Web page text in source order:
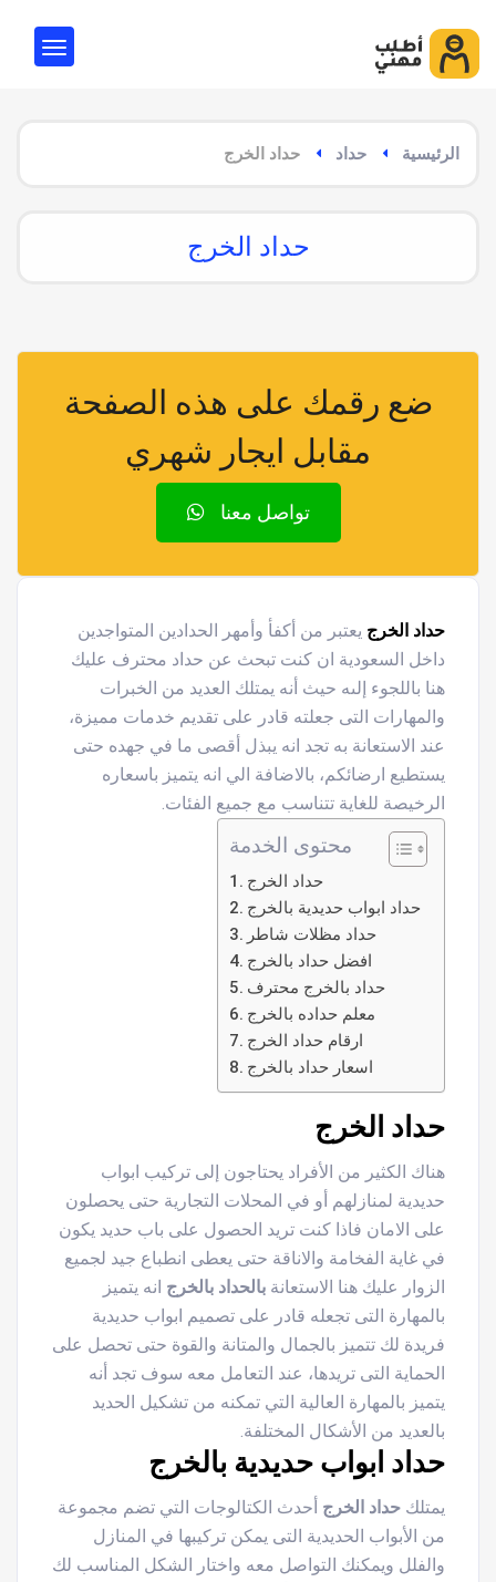
الرئيسية حداد حداد الخرج
حداد الخرج
ضع رقمك على هذه الصفحة
مقابل ايجار شهري
تواصل معنا
حداد الخرج يعتبر من أكفأ وأمهر الحدادين المتواجدين
داخل السعودية ان كنت تبحث عن حداد محترف عليك
هنا باللجوء إلىه حيث أنه يمتلك العديد من الخبرات
والمهارات التى جعلته قادر على تقديم خدمات مميزة،
عند الاستعانة به تجد انه يبذل أقصى ما في جهده حتى
يستطيع ارضائكم، بالاضافة الي انه يتميز باسعاره
الرخيصة للغاية تتناسب مع جميع الفئات.
محتوى الخدمة
حداد الخرج
حداد ابواب حديدية بالخرج
حداد مظلات شاطر
افضل حداد بالخرج
حداد بالخرج محترف
معلم حداده بالخرج
ارقام حداد الخرج
اسعار حداد بالخرج
حداد الخرج
هناك الكثير من الأفراد يحتاجون إلى تركيب ابواب
حديدية لمنازلهم أو في المحلات التجارية حتى يحصلون
على الامان فاذا كنت تريد الحصول على باب حديد يكون
في غاية الفخامة والاناقة حتى يعطى انطباع جيد لجميع
الزوار عليك هنا الاستعانة بالحداد بالخرج انه يتميز
بالمهارة التى تجعله قادر على تصميم ابواب حديدية
فريدة لك تتميز بالجمال والمتانة والقوة حتى تحصل على
الحماية التى تريدها، عند التعامل معه سوف تجد أنه
يتميز بالمهارة العالية التي تمكنه من تشكيل الحديد
بالعديد من الأشكال المختلفة.
حداد ابواب حديدية بالخرج
يمتلك حداد الخرج أحدث الكتالوجات التي تضم مجموعة
من الأبواب الحديدية التى يمكن تركيبها في المنازل
والفلل ويمكنك التواصل معه واختار الشكل المناسب لك